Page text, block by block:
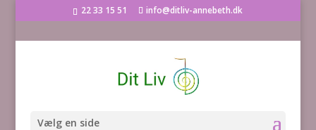
22 33 15 51 info@ditliv-annebeth.dk
Vælg en side